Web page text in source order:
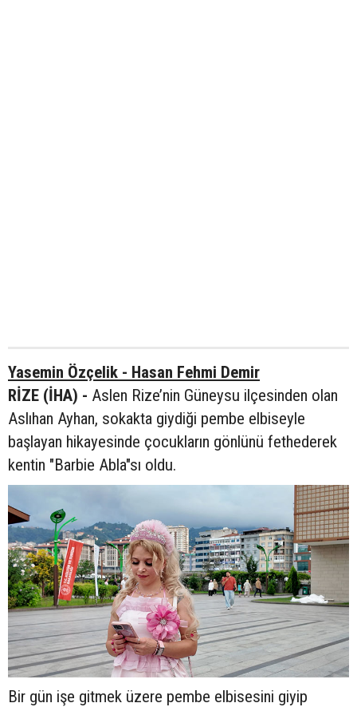
Yasemin Özçelik - Hasan Fehmi Demir
RİZE (İHA) - Aslen Rize’nin Güneysu ilçesinden olan
Aslıhan Ayhan, sokakta giydiği pembe elbiseyle
başlayan hikayesinde çocukların gönlünü fethederek
kentin "Barbie Abla"sı oldu.
Bir gün işe gitmek üzere pembe elbisesini giyip